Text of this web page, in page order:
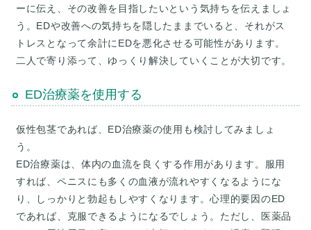
ーに伝え、その改善を目指したいという気持ちを伝えましょ
う。EDや改善への気持ちを隠したままでいると、それがス
トレスとなって余計にEDを悪化させる可能性があります。
ED治療薬を使用する
仮性包茎であれば、ED治療薬の使用も検討してみましょ
う。
ED治療薬は、体内の血流を良くする作用があります。服用
すれば、ペニスにも多くの血液が流れやすくなるようにな
り、しっかりと勃起もしやすくなります。心理的要因のED
であれば、克服できるようになるでしょう。ただし、医薬品